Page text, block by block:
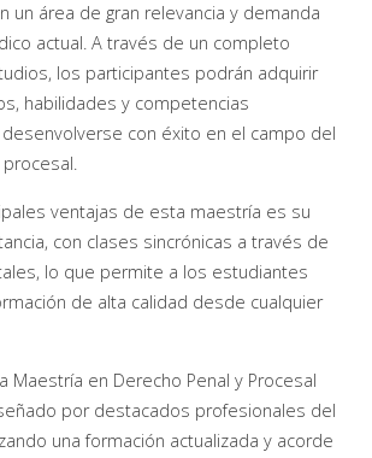
un área de gran relevancia y demanda
actual. A través de un completo
los participantes podrán adquirir
habilidades y competencias
con éxito en el campo del
ventajas de esta maestría es su
con clases sincrónicas a través de
lo que permite a los estudiantes
de alta calidad desde cualquier
Maestría en Derecho Penal y Procesal
por destacados profesionales del
una formación actualizada y acorde